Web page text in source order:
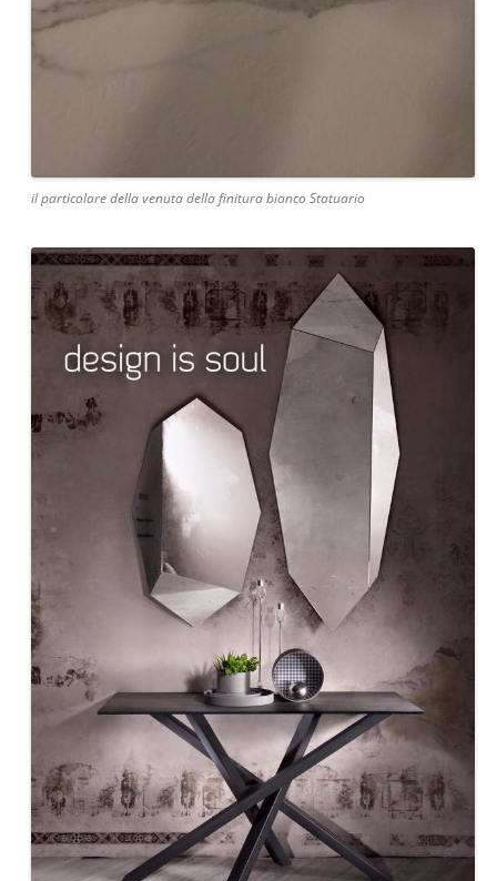
il particolare della venuta della finitura bianco Statuario